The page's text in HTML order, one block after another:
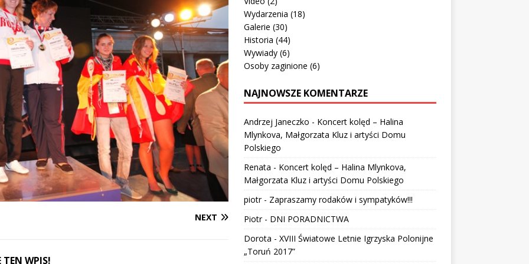
NEXT
TEN WPIS!
Wydarzenia (18)
Galerie (30)
Historia (44)
Wywiady(6)
Osoby zaginione (6)
NAJNOWSZE KOMENTARZE
Andrzej Janeczko - Koncert kolęd – Halina
Mlynkova, Małgorzata Kluz i artyści Domu
Polskiego
Renata - Koncert kolęd – Halina Mlynkova,
Małgorzata Kluz i artyści Domu Polskiego
piotr- Zapraszamy rodaków i sympatyków!!!
Piotr- DNI PORADNICTWA
Dorota - XVIII Światowe Letnie Igrzyska Polonijne
„Toruń 2017”